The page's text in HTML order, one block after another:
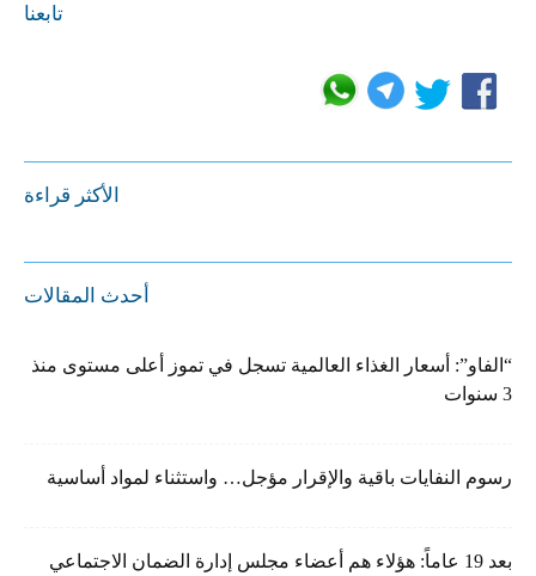
تابعنا
الأكثر قراءة
أحدث المقالات
“الفاو”: أسعار الغذاء العالمية تسجل في تموز أعلى مستوى منذ
3 سنوات
رسوم النفايات باقية والإقرار مؤجل… واستثناء لمواد أساسية
بعد 19 عاماً: هؤلاء هم أعضاء مجلس إدارة الضمان الاجتماعي